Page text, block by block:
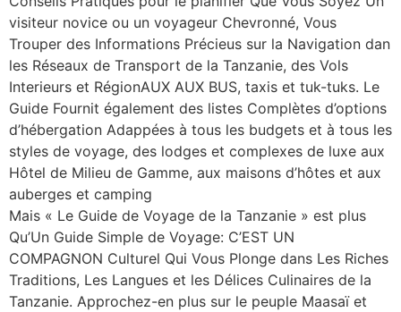
visiteur novice ou un voyageur Chevronné, Vous
Trouper des Informations Précieus sur la Navigation dan
les Réseaux de Transport de la Tanzanie, des Vols
Interieurs et RégionAUX AUX BUS, taxis et tuk-tuks. Le
Guide Fournit également des listes Complètes d’options
d’hébergation Adappées à tous les budgets et à tous les
styles de voyage, des lodges et complexes de luxe aux
Hôtel de Milieu de Gamme, aux maisons d’hôtes et aux
auberges et camping
Mais « Le Guide de Voyage de la Tanzanie » est plus
Qu’Un Guide Simple de Voyage: C’EST UN
COMPAGNON Culturel Qui Vous Plonge dans Les Riches
Traditions, Les Langues et les Délices Culinaires de la
Tanzanie. Approchez-en plus sur le peuple Maasaï et